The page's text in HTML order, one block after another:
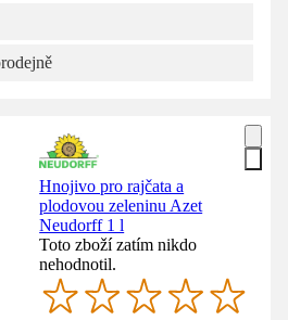
Hnojivo pro rajčata a
plodovou zeleninu Azet
Neudorff 1 l
Toto zboží zatím nikdo
nehodnotil.